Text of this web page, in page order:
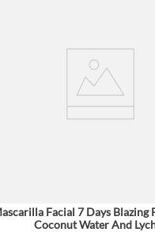
Facial 7 Days Blazing
Coconut Water And